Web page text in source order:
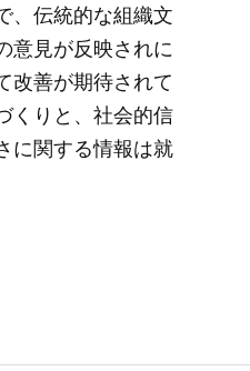
、伝統的な組織文
意見が反映されに
改善が期待されて
くりと、社会的信
に関する情報は就